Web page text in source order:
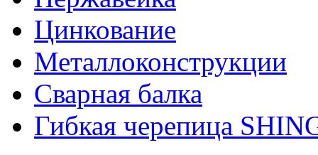
Цинкование
Металлоконструкции
Сварная балка
Гибкая черепица